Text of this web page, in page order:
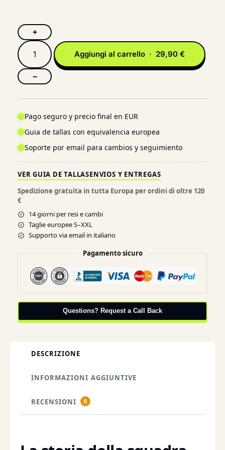
+
−
Aggiungi al carrello · 29,90 €
Pago seguro y precio final en EUR
Guia de tallas con equivalencia europea
Soporte por email para cambios y seguimiento
VER GUIA DE TALLASENVIOS Y ENTREGAS
Spedizione gratuita in tutta Europa per ordini di oltre 120
€
14 giorni per resi e cambi
Taglie europee S–XXL
Supporto via email in italiano
Pagamento sicuro
Questions? Request a Call Back
DESCRIZIONE
INFORMAZIONI AGGIUNTIVE
RECENSIONI 0